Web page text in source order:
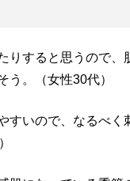
りすると思うので
う。（女性30代）
すいので、なるべ